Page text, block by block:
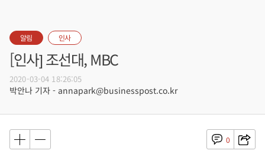
알림 인사
[인사] 조선대, MBC
2020-03-04 18:26:05
박안나 기자 - annapark@businesspost.co.kr
0